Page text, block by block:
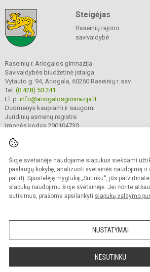
Šioje svetainėje naudojame slapukus siekdami
paslaugų kokybę, analizuoti svetainės naudojimą
patirtį. Spustelėję mygtuką „Sutinku“, jūs
slapukų naudojimu šioje svetainėje. Jei norite
sutikimus, prašome apsilankyti slapukų valdymo
NUSTATYMAI
NESUTINKU
Steigėjas
Raseinių rajono
savivaldybė
Raseinių r. Ariogalos gimnazija
Savivaldybės biudžetinė įstaiga
Vytauto g. 94, Ariogala, 60260 Raseinių r. sav.
Tel. (0 428) 50 241
El. p. info@ariogalosgimnazija.lt
Duomenys kaupiami ir saugomi
Juridinių asmenų registre
Įmonės kodas 290104730
© 2022. Raseinių r. Ariogalos gimnazija. Visos
Kopijuoti turinį be raštiško gimnazijos sutikimo
Prieinamumo paraiška Slapukų
Sumanus būdas atnaujinti